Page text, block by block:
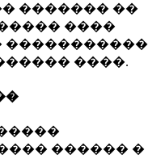
������� ��
����
�����������
����.
������ �